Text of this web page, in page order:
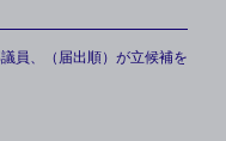
員、（届出順）が立候補を